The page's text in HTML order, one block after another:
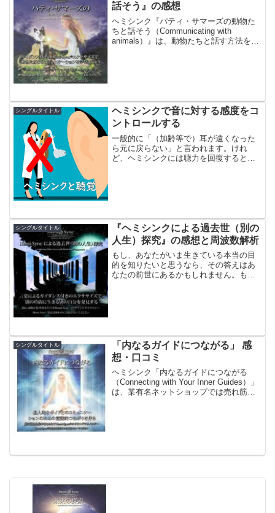
話そう』の感想
ヘミシンク『パティ・サマーズの動物た
ちと話そう（Communicating with
animals）』は、動物たちと話す方法を身
シングルタイトル
ヘミシンクで音に対する感度をコ
ントロールする
一般的に「（加齢等で）耳が遠くなった
ら元に戻らない」と言われます。けれ
ど、ヘミシンクには聴力を回復すると謳
シングルタイトル
『ヘミシンクによる過去世（別の
人生）探究』の感想と周波数解析
もし、あなたがいま生きている本当の目
的を知りたいと思うなら、その答えはあ
なたの前世にあるかもしれません。も
シングルタイトル
「内なるガイドにつながる」 感
想・口コミ
ヘミシンク「内なるガイドにつながる
（Connecting with Your Inner Guides）」
は、某有名ネットショップでは売れ筋１